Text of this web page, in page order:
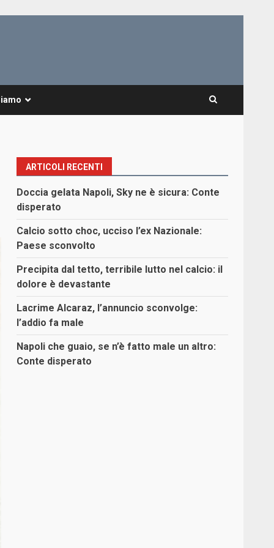
ARTICOLI RECENTI
Doccia gelata Napoli, Sky ne è sicura: Conte
disperato
Calcio sotto choc, ucciso l’ex Nazionale:
Paese sconvolto
Precipita dal tetto, terribile lutto nel calcio: il
dolore è devastante
Lacrime Alcaraz, l’annuncio sconvolge:
l’addio fa male
Napoli che guaio, se n’è fatto male un altro:
Conte disperato